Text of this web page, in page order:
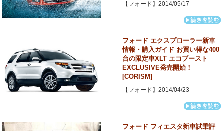
【フォード】2014/05/17
フォード エクスプローラー新車
情報・購入ガイド お買い得な400
台の限定車XLT エコブースト
EXCLUSIVE発売開始！
[CORISM]
【フォード】2014/04/23
フォード フィエスタ新車試乗評